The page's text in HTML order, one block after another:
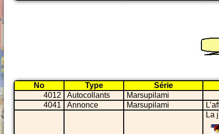
No Type
Série
4012
Autocollants
Marsupilami
4041
Annonce Marsupilami
La